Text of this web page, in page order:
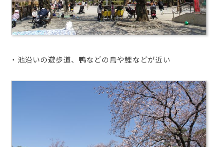
・池沿いの遊歩道、鴨などの鳥や鯉などが近い